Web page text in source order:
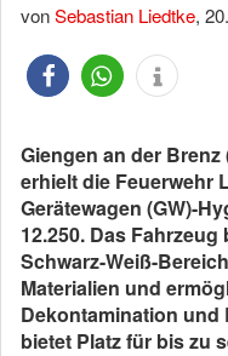
vonSebastian Liedtke,
Giengen an der Brenz
erhielt die Feuerwehr
Gerätewagen (GW)-
12.250. Das
Schwarz-Weiß-
Materialien und
Dekontamination und
bietet Platz für bis zu